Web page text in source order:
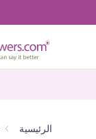
الرئيسية